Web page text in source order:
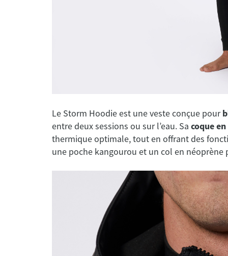
Le Storm Hoodie est une veste conçue pour
entre deux sessions ou sur l’eau. Sa coque
thermique optimale, tout en offrant des
une poche kangourou et un col en